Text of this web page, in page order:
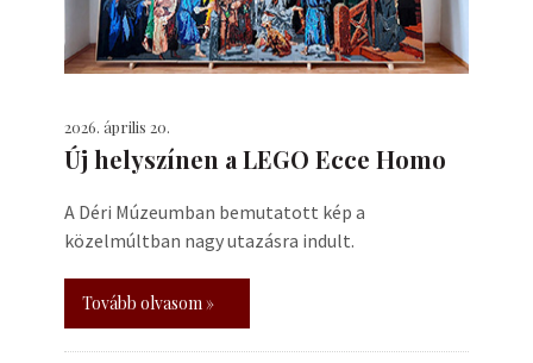
2026. április 20.
Új helyszínen a LEGO Ecce Homo
A Déri Múzeumban bemutatott kép a
közelmúltban nagy utazásra indult.
Tovább olvasom »